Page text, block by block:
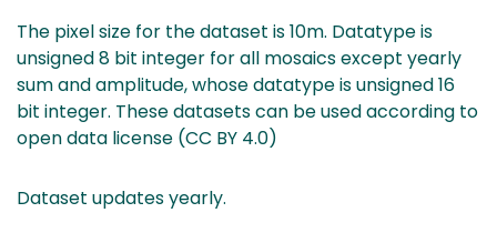
The pixel size for the dataset is 10m. Datatype is
unsigned 8 bit integer for all mosaics except yearly
sum and amplitude, whose datatype is unsigned 16
bit integer. These datasets can be used according to
open data license (CC BY 4.0)
Dataset updates yearly.